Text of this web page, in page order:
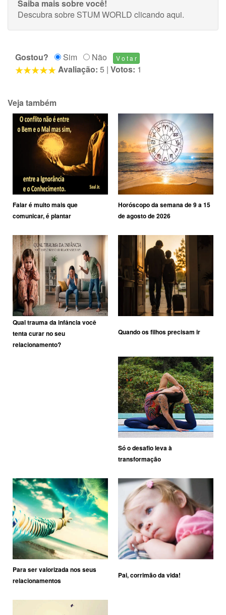
Saiba mais sobre você!
Descubra sobre STUM WORLD clicando aqui.
Gostou? Sim
Não
Avaliação: 5 | Votos: 1
Veja também
Falar é muito mais que
comunicar, é plantar
Horóscopo da semana de 9 a 15
de agosto de 2026
Qual trauma da infância você
tenta curar no seu
relacionamento?
Quando os filhos precisam ir
Só o desafio leva à
transformação
Para ser valorizada nos seus
relacionamentos
Pai, corrimão da vida!